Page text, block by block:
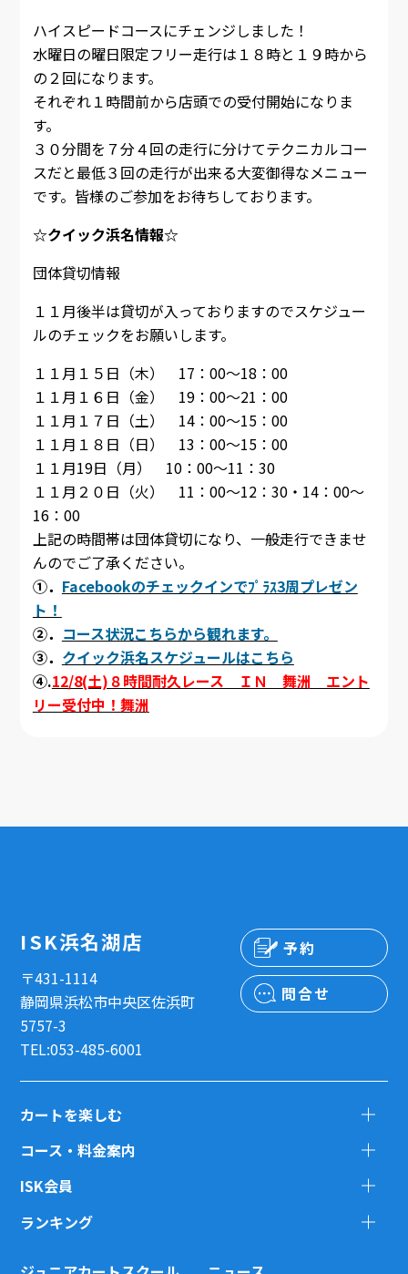
ハイスピードコースにチェンジしました！
水曜日の曜日限定フリー走行は１８時と１９時から
の２回になります。
それぞれ１時間前から店頭での受付開始になりま
す。
３０分間を７分４回の走行に分けてテクニカルコー
スだと最低３回の走行が出来る大変御得なメニュー
です。皆様のご参加をお待ちしております。
☆クイック浜名情報☆
団体貸切情報
１１月後半は貸切が入っておりますのでスケジュー
ルのチェックをお願いします。
１１月１５日（木） 17：00～18：00
１１月１６日（金） 19：00～21：00
１１月１７日（土） 14：00～15：00
１１月１８日（日） 13：00～15：00
１１月19日（月） 10：00～11：30
１１月２０日（火） 11：00～12：30・14：00～
16：00
上記の時間帯は団体貸切になり、一般走行できませ
んのでご了承ください。
①． Facebookのチェックインでﾌﾟﾗｽ3周プレゼン
ト！
②． コース状況こちらから観れます。
③． クイック浜名スケジュールはこちら
④.12/8(土)８時間耐久レース ＩＮ 舞洲 エント
リー受付中！舞洲
ISK浜名湖店
〒431-1114
静岡県浜松市中央区佐浜町
5757-3
TEL:053-485-6001
予約
問合せ
カートを楽しむ
コース・料金案内
ISK会員
ランキング